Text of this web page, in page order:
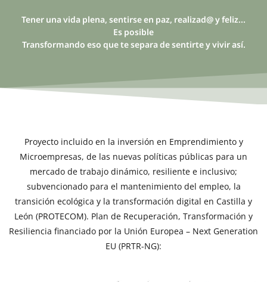
Tener una vida plena, sentirse en paz, realizad@ y feliz...
Es posible
Transformando eso que te separa de sentirte y vivir así.
Proyecto incluido en la inversión en Emprendimiento y
Microempresas, de las nuevas políticas públicas para un
mercado de trabajo dinámico, resiliente e inclusivo;
subvencionado para el mantenimiento del empleo, la
transición ecológica y la transformación digital en Castilla y
León (PROTECOM). Plan de Recuperación, Transformación y
Resiliencia financiado por la Unión Europea – Next Generation
EU (PRTR-NG):